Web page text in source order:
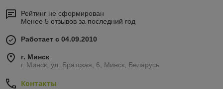
Рейтинг не сформирован
Менее 5 отзывов за последний год
Работает с 04.09.2010
г. Минск
г. Минск, ул. Братская, 6, Минск, Беларусь
Контакты